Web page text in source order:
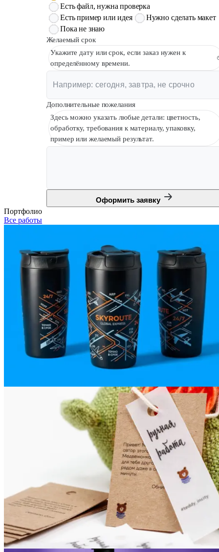
Есть файл, нужна проверка
Есть пример или идея
Нужно сделать макет
Пока не знаю
Желаемый срок
Укажите дату или срок, если заказ нужен к
определённому времени.
Дополнительные пожелания
Здесь можно указать любые детали: цветность,
обработку, требования к материалу, упаковку,
пример или желаемый результат.
Оформить заявку
Портфолио
Все работы